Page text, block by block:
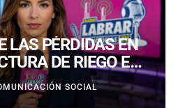
LAS PÉRDIDAS EN
DE RIEGO EN
HUASCO SON
SOCIAL